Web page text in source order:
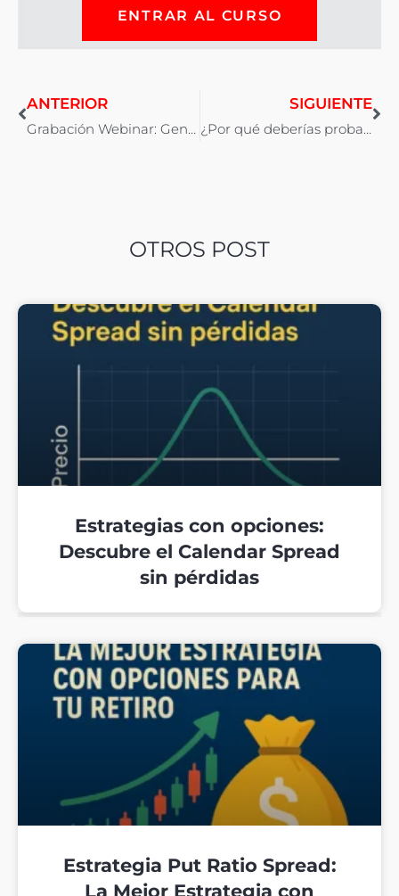
ENTRAR AL CURSO
ANTERIOR
Grabación Webinar: Generación de Ingresos con Opciones. Gestión Monetaria.
SIGUIENTE
¿Por qué deberías probar con las Opciones?
OTROS POST
Estrategias con opciones:
Descubre el Calendar Spread
sin pérdidas
Estrategia Put Ratio Spread:
La Mejor Estrategia con